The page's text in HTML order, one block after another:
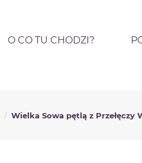
O CO TU CHODZI?
Wielka Sowa pętlą z Przełęczy